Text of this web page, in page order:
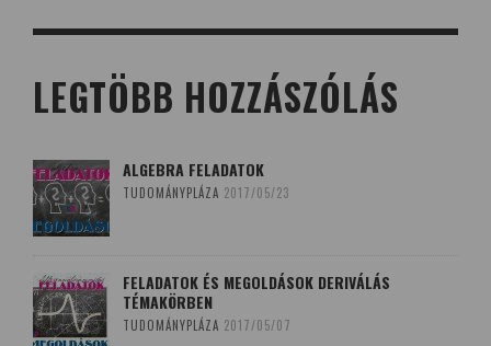
LEGTÖBB HOZZÁSZÓLÁS
ALGEBRA FELADATOK
TUDOMÁNYPLÁZA 2017/05/23
FELADATOK ÉS MEGOLDÁSOK DERIVÁLÁS
TÉMAKÖRBEN
TUDOMÁNYPLÁZA 2017/05/07